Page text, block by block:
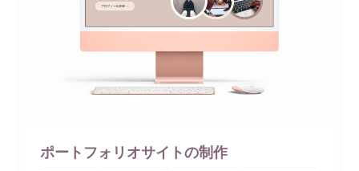
ポートフォリオサイトの制作